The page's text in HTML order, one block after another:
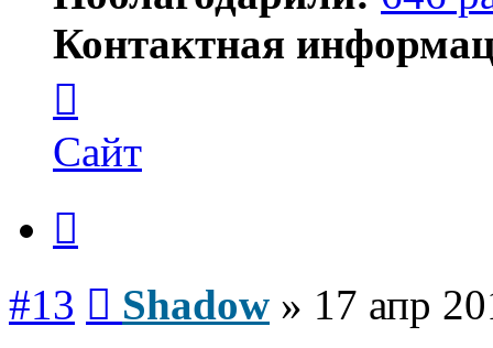
Контактная
пользователя
Shadow
Сайт
#13 Shadow » 17 апр